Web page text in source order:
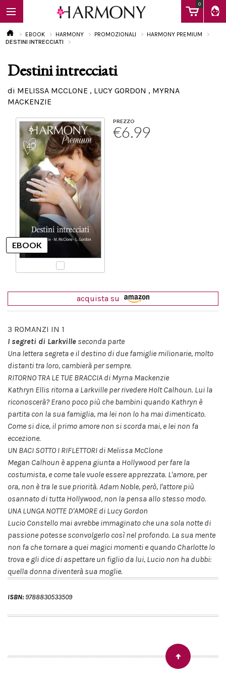
0
EBOOK
LIBRI
Calendario
EBOOK HARMONY PROMOZIONALI
HARMONY PREMIUM
DESTINI INTRECCIATI
Destini intrecciati
di MELISSA MCCLONE , LUCY GORDON , MYRNA
MACKENZIE
PREZZO
€6.99
acquista su
3 ROMANZI IN 1
I segreti di Larkville seconda parte
Una lettera segreta e il destino di due famiglie milionarie, molto
distanti tra loro, cambierà per sempre.
RITORNO TRA LE TUE BRACCIA di Myrna Mackenzie
Kathryn Ellis ritorna a Larkville per rivedere Holt Calhoun. Lui la
riconoscerà? Erano poco più che bambini quando Kathryn è
partita con la sua famiglia, ma lei non lo ha mai dimenticato.
Come si dice, il primo amore non si scorda mai, e lei non fa
eccezione.
UN BACI SOTTO I RIFLETTORI di Melissa McClone
Megan Calhoun è appena giunta a Hollywood per fare la
costumista, e come tale vuole essere apprezzata. L'amore, per
ora, non è tra le sue priorità. Adam Noble, però, l'attore più
osannato di tutta Hollywood, non la pensa allo stesso modo.
UNA LUNGA NOTTE D'AMORE di Lucy Gordon
Lucio Constello mai avrebbe immaginato che una sola notte di
passione potesse sconvolgerlo così nel profondo. La sua mente
non fa che tornare a quei magici momenti e quando Charlotte lo
trova e gli dice di aspettare un figlio da lui, Lucio non ha dubbi:
quella donna diventerà sua moglie.
ISBN:9788830533509